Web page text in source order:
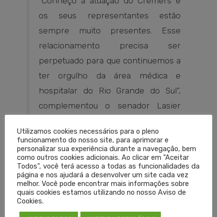
os seus representantes estão
sempre muito presentes. Esse
relacionamento precisa ser
perpetuado para que continuemos a
ter orgulho da área médica e
hospitalar do Rio Grande do Sul”,
complementou o senador Lasier
Além do Revalida, foram mantidos o veto do dispositivo que
previa aumento da gratificação devida a servidores médicos
da carreira da Previdência, da Saúde e do Trabalho, de cerca
de R$ 1,5 mil; e do trecho que definia que as atribuições do
Conselho Deliberativo, do Conselho Fiscal e dos membros
Utilizamos cookies necessários para o pleno
funcionamento do nosso site, para aprimorar e
personalizar sua experiência durante a navegação, bem
como outros cookies adicionais. Ao clicar em "Aceitar
Todos", você terá acesso a todas as funcionalidades da
página e nos ajudará a desenvolver um site cada vez
melhor. Você pode encontrar mais informações sobre
quais cookies estamos utilizando no nosso Aviso de
Cookies.